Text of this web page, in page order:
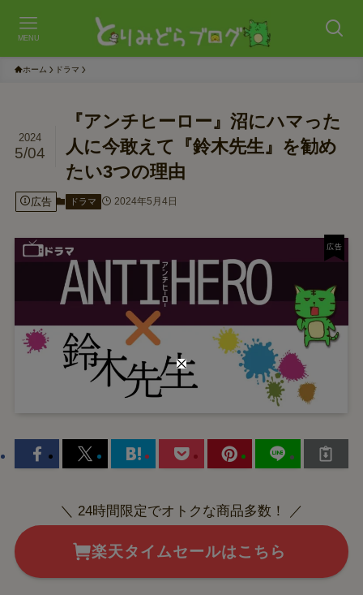
MENU
ホーム ドラマ
『アンチヒーロー』沼にハマった
人に今敢えて『鈴木先生』を勧め
たい3つの理由
2024
5/04
広告 ドラマ 2024年5月4日
＼ 24時間限定でオトクな商品多数！ ／
楽天タイムセールはこちら